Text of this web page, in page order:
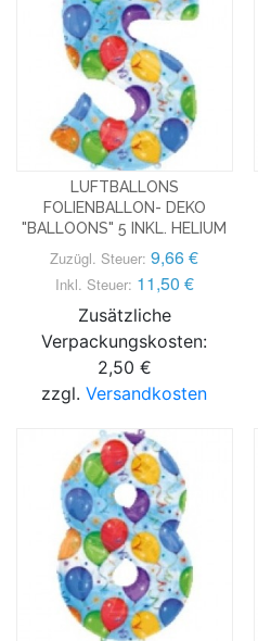
LUFTBALLONS
FOLIENBALLON- DEKO
"BALLOONS" 5 INKL. HELIUM
Zuzügl. Steuer: 9,66 €
Inkl. Steuer: 11,50 €
Zusätzliche
Verpackungskosten:
2,50 €
zzgl.Versandkosten